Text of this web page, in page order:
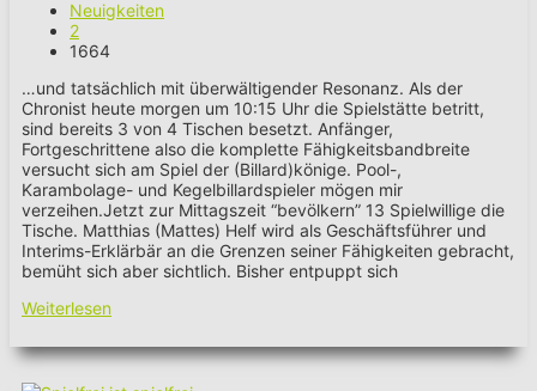
Neuigkeiten
2
1664
…und tatsächlich mit überwältigender Resonanz. Als der
Chronist heute morgen um 10:15 Uhr die Spielstätte betritt,
sind bereits 3 von 4 Tischen besetzt. Anfänger,
Fortgeschrittene also die komplette Fähigkeitsbandbreite
versucht sich am Spiel der (Billard)könige. Pool-,
Karambolage- und Kegelbillardspieler mögen mir
verzeihen.Jetzt zur Mittagszeit “bevölkern” 13 Spielwillige die
Tische. Matthias (Mattes) Helf wird als Geschäftsführer und
Interims-Erklärbär an die Grenzen seiner Fähigkeiten gebracht,
bemüht sich aber sichtlich. Bisher entpuppt sich
Weiterlesen